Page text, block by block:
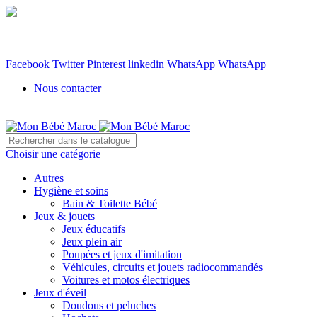
Facebook Twitter Pinterest linkedin WhatsApp WhatsApp
Nous contacter
Choisir une catégorie
Autres
Hygiène et soins
Bain & Toilette Bébé
Jeux & jouets
Jeux éducatifs
Jeux plein air
Poupées et jeux d'imitation
Véhicules, circuits et jouets radiocommandés
Voitures et motos électriques
Jeux d'éveil
Doudous et peluches